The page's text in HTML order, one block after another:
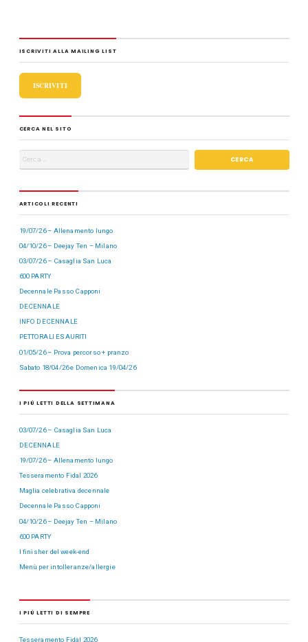
b
o
o
k
d
o
n
vi
di
ISCRIVITI ALLA MAILING LIST
ISCRIVITI
CERCA NEL SITO
ARTICOLI RECENTI
19/07/26 – Allenamento lungo
04/10/26 – Deejay Ten – Milano
03/07/26 – Casaglia San Luca
600 PARTY
Decennale Passo Capponi
DECENNALE
INFO DECENNALE
PETTORALI ESAURITI
01/05/26 – Prova percorso + pranzo
Sabato 18/04/26 e Domenica 19/04/26
I PIÙ LETTI DELLA SETTIMANA
03/07/26 – Casaglia San Luca
DECENNALE
19/07/26 – Allenamento lungo
Tesseramento Fidal 2026
Maglia celebrativa decennale
Decennale Passo Capponi
04/10/26 – Deejay Ten – Milano
600 PARTY
I finisher del week-end
Menù per intolleranze/allergie
I PIÙ LETTI DI SEMPRE
Tesseramento Fidal 2026